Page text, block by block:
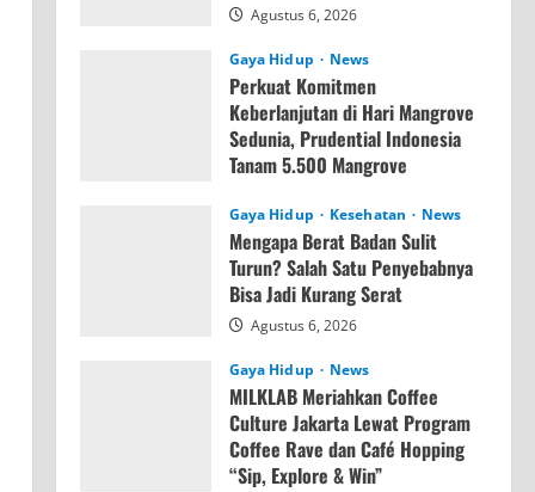
Agustus 6, 2026
Gaya Hidup News
Perkuat Komitmen
Keberlanjutan di Hari Mangrove
Sedunia, Prudential Indonesia
Tanam 5.500 Mangrove
Gaya Hidup
Kesehatan News
Mengapa Berat Badan Sulit
Turun? Salah Satu Penyebabnya
Bisa Jadi Kurang Serat
Agustus 6, 2026
Gaya Hidup News
MILKLAB Meriahkan Coffee
Culture Jakarta Lewat Program
Coffee Rave dan Café Hopping
“Sip, Explore & Win”